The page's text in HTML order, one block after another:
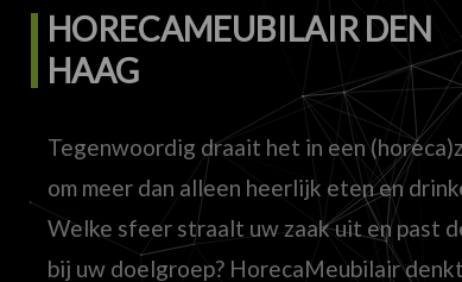
HORECAMEUBILAIR DEN
HAAG
Tegenwoordig draait het in een
om meer dan alleen heerlijk eten en
Welke sfeer straalt uw zaak uit en past
bij uw doelgroep? HorecaMeubilair